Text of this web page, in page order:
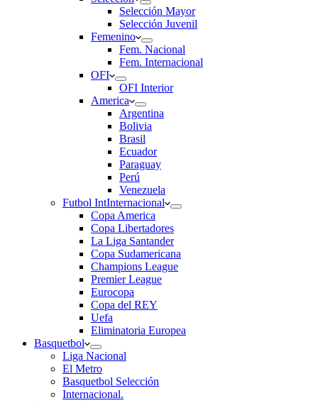
Selección Mayor
Selección Juvenil
Femenino
Fem. Nacional
Fem. Internacional
OFI
OFI Interior
America
Argentina
Bolivia
Brasil
Ecuador
Paraguay
Perú
Venezuela
Futbol IntInternacional
Copa America
Copa Libertadores
La Liga Santander
Copa Sudamericana
Champions League
Premier League
Eurocopa
Copa del REY
Uefa
Eliminatoria Europea
Basquetbol
Liga Nacional
El Metro
Basquetbol Selección
Internacional.